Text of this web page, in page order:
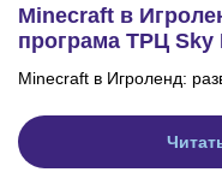
Minecraft в
програма ТРЦ Sky
Minecraft в Игроленд: